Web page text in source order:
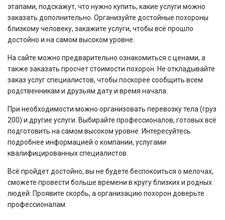
этапами, подскажут, что нужно купить, какие услуги можно
заказать дополнительно. Организуйте достойные похороны
близкому человеку, закажите услуги, чтобы всё прошло
достойно и на самом высоком уровне.
На сайте можно предварительно ознакомиться с ценами, а
также заказать просчет стоимости похорон. Не откладывайте
заказ услуг специалистов, чтобы поскорее сообщить всем
родственникам и друзьям дату и время начала.
При необходимости можно организовать перевозку тела (груз
200) и другие услуги. Выбирайте профессионалов, готовых всё
подготовить на самом высоком уровне. Интересуйтесь
подробнее информацией о компании, услугами
квалифицированных специалистов.
Всё пройдет достойно, вы не будете беспокоиться о мелочах,
сможете провести больше времени в кругу близких и родных
людей. Проявите скорбь, а организацию похорон доверьте
профессионалам.